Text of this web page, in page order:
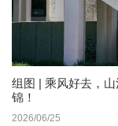
组图 | 乘风好去，
锦！
2026/06/25